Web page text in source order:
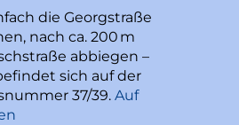
die Georgstraße
nach ca. 200 m
abbiegen –
sich auf der
37/39. Auf